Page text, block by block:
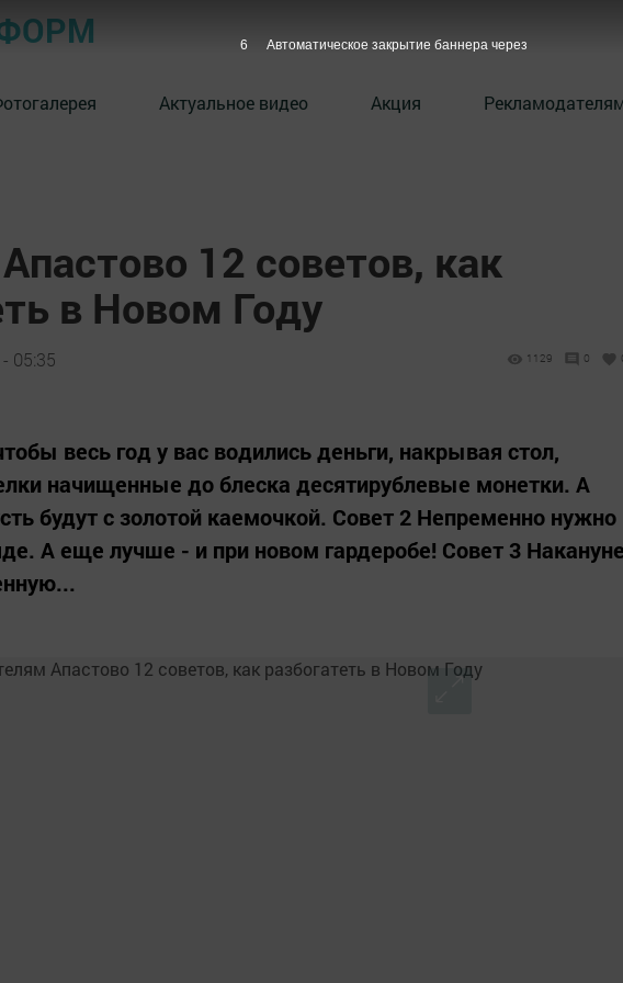
Актуальное видео Акция
12 советов, как
в Новом Году
05:35 1129 0
весь год у вас водились деньги, накрывая стол,
начищенные до блеска десятирублевые монетки. А
будут с золотой каемочкой. Совет 2 Непременно нужно
А еще лучше - и при новом гардеробе! Совет 3
5 Автоматическое закрытие баннера через